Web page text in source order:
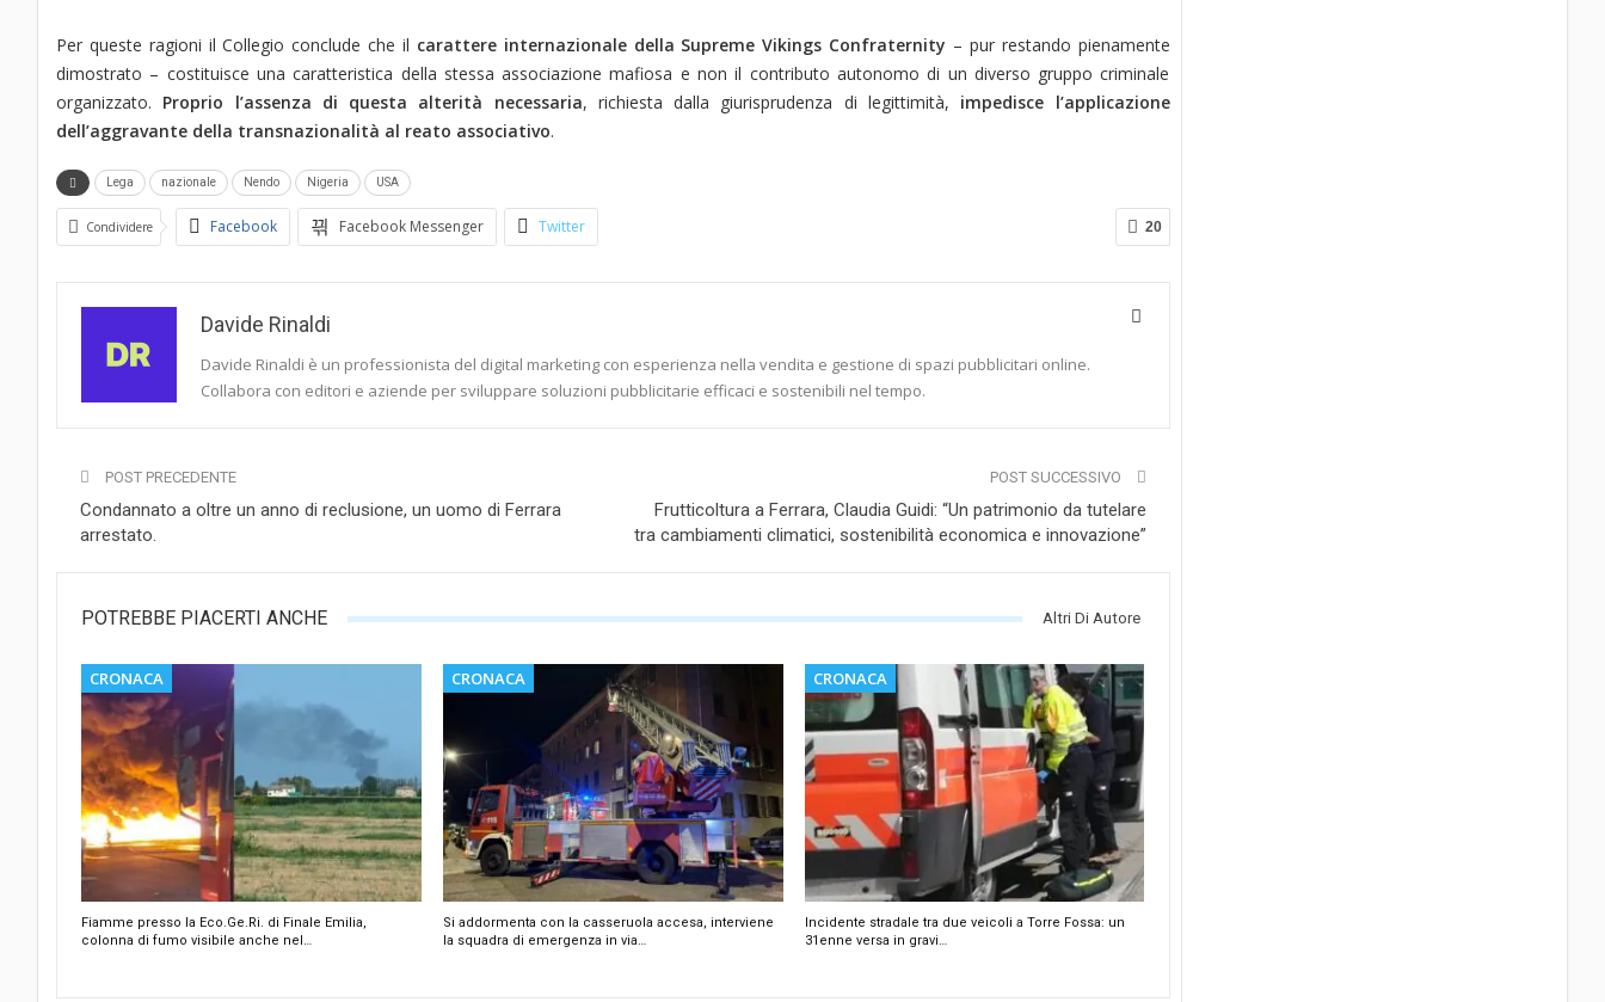
Per queste ragioni il Collegio conclude che il carattere internazionale della Supreme Vikings Confraternity – pur restando pienamente
dimostrato – costituisce una caratteristica della stessa associazione mafiosa e non il contributo autonomo di un diverso gruppo criminale
organizzato. Proprio l’assenza di questa alterità necessaria, richiesta dalla giurisprudenza di legittimità, impedisce l’applicazione
dell’aggravante della transnazionalità al reato associativo.
Lega nazionale Nendo Nigeria USA
20
Condividere Facebook Facebook Messenger Twitter
Davide Rinaldi
Davide Rinaldi è un professionista del digital marketing con esperienza nella vendita e gestione di spazi pubblicitari online.
Collabora con editori e aziende per sviluppare soluzioni pubblicitarie efficaci e sostenibili nel tempo.
POST PRECEDENTE
Condannato a oltre un anno di reclusione, un uomo di Ferrara
arrestato.
POST SUCCESSIVO
Frutticoltura a Ferrara, Claudia Guidi: “Un patrimonio da tutelare
tra cambiamenti climatici, sostenibilità economica e innovazione”
POTREBBE PIACERTI ANCHE Altri Di Autore
CRONACA
Fiamme presso la Eco.Ge.Ri. di Finale Emilia,
colonna di fumo visibile anche nel…
CRONACA
Si addormenta con la casseruola accesa, interviene
la squadra di emergenza in via…
CRONACA
Incidente stradale tra due veicoli a Torre Fossa: un
31enne versa in gravi…